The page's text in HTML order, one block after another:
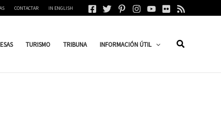
CONTACTAR IN ENGLISH
TURISMO TRIBUNA INFORMACIÓN ÚTIL